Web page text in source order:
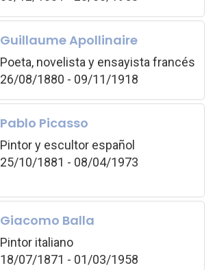
Guillaume Apollinaire
Poeta, novelista y ensayista francés
26/08/1880 - 09/11/1918
Pablo Picasso
Pintor y escultor español
25/10/1881 - 08/04/1973
Giacomo Balla
Pintor italiano
18/07/1871 - 01/03/1958